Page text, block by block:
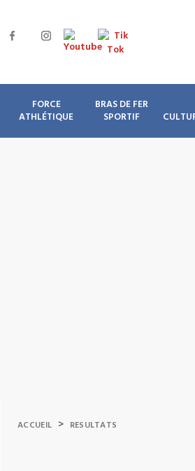
FORCE
ATHLÉTIQUE
BRAS DE FER
SPORTIF
ACCUEIL > RESULTATS